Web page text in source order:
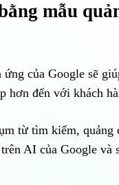
mẫu
của Google sẽ
hơn đến với khách
từ tìm kiếm,
AI của Google